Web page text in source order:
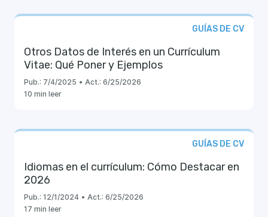
GUÍAS DE CV
Otros Datos de Interés en un Currículum
Vitae: Qué Poner y Ejemplos
Pub.: 7/4/2025 • Act.: 6/25/2026
10 min leer
GUÍAS DE CV
Idiomas en el currículum: Cómo Destacar en
2026
Pub.: 12/1/2024 • Act.: 6/25/2026
17 min leer